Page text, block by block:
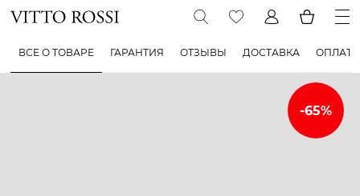
ВСЕ О ТОВАРЕ ГАРАНТИЯ ОТЗЫВЫ ДОСТАВКА ОПЛАТА